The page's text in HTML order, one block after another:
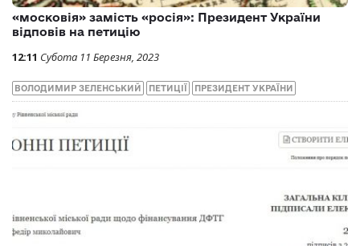
«московія» замість «росія»: Президент України
відповів на петицію
12:11 Субота 11 Березня, 2023
ВОЛОДИМИР ЗЕЛЕНСЬКИЙ ПЕТИЦІЇ ПРЕЗИДЕНТ УКРАЇНИ